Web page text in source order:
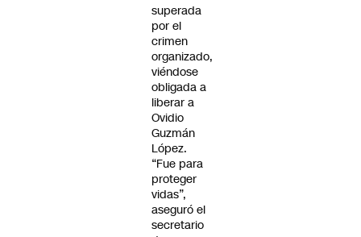
superada
por el
crimen
organizado,
viéndose
obligada a
liberar a
Ovidio
Guzmán
López.
“Fue para
proteger
vidas”,
aseguró el
secretario